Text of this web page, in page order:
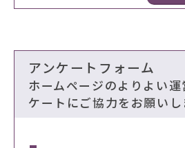
アンケートフォーム
ホームページのよりよい
ケートにご協力をお願いし